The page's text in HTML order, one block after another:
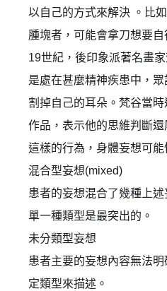
以自己的方式來解決 。比
腫塊者，可能會拿刀想要
19世紀，後印象派著名畫
是處在甚麼精神疾患中，
割掉自己的耳朵。梵谷當
作品，表示他的思維判斷
這樣的行為，身體妄想可能
混合型妄想(mixed)
患者的妄想混合了幾種上
單一種類型是最突出的。
未分類型妄想
患者主要的妄想內容無法
定類型來描述。